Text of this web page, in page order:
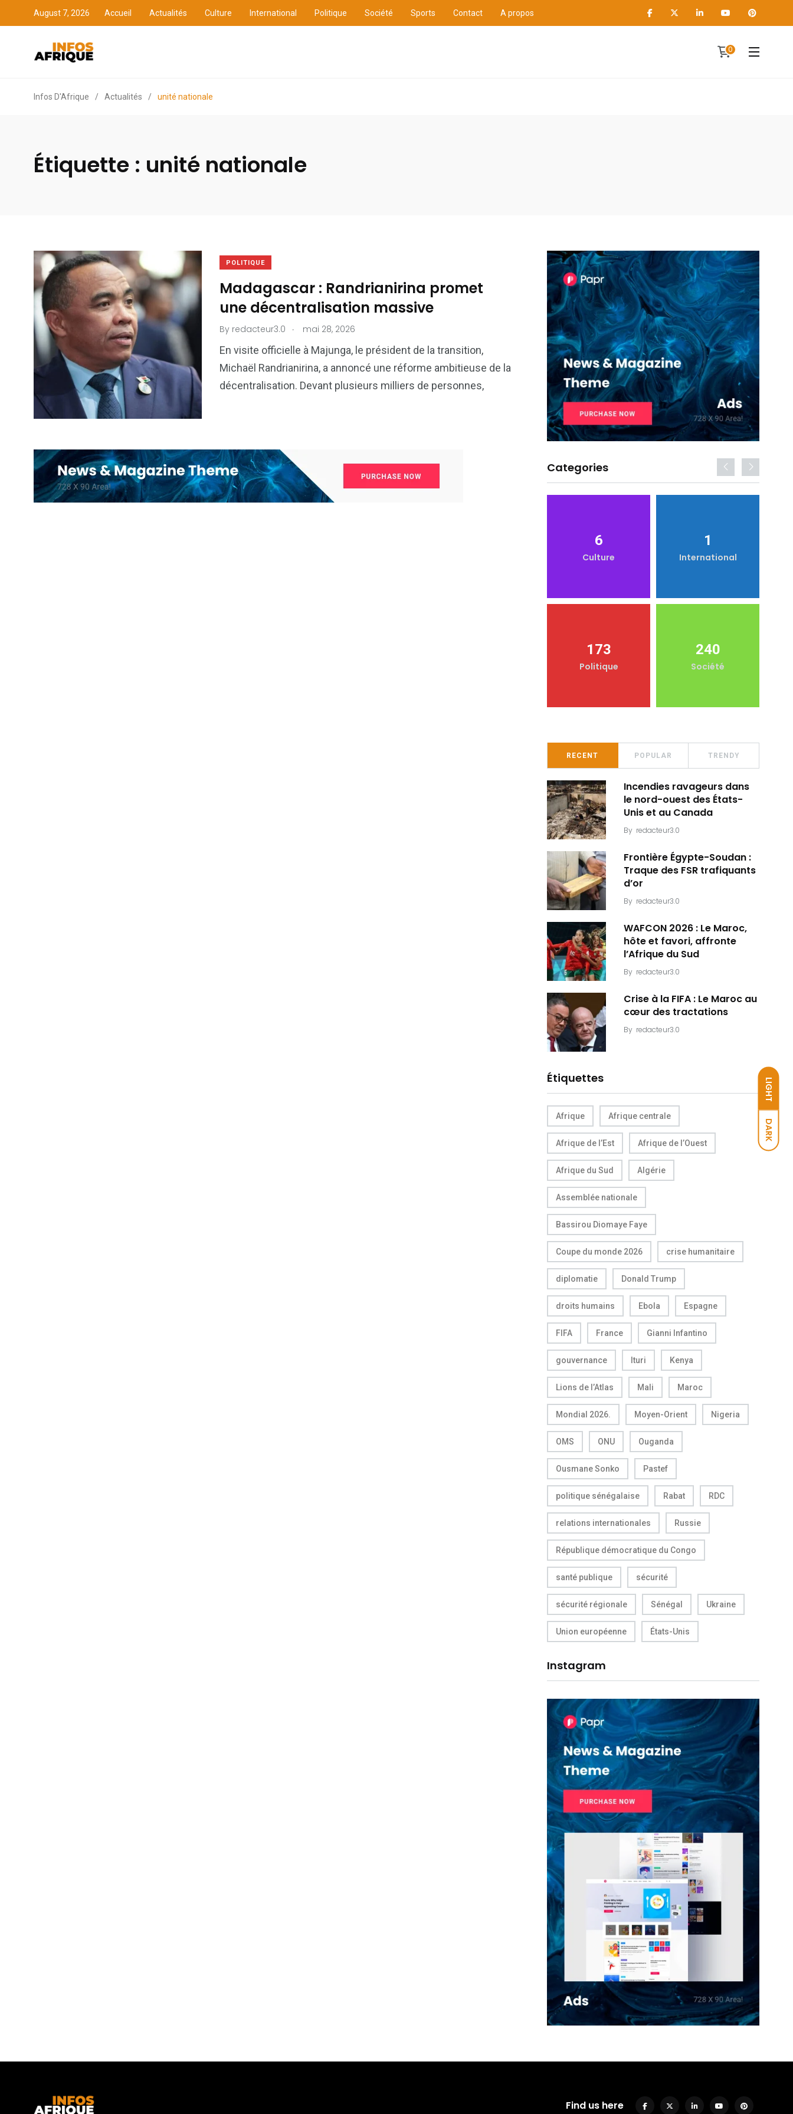
LIGHT
DARK
August 7, 2026 Accueil Actualités Culture International Politique Société Sports Contact A propos
0
Infos D'Afrique / Actualités / unité nationale
Étiquette : unité nationale
POLITIQUE
Madagascar : Randrianirina promet
une décentralisation massive
By redacteur3.0 . mai 28, 2026
En visite officielle à Majunga, le président de la transition,
Michaël Randrianirina, a annoncé une réforme ambitieuse de la
décentralisation. Devant plusieurs milliers de personnes,
Categories
6
Culture
1
International
173
Politique
240
Société
RECENT POPULAR TRENDY
Incendies ravageurs dans
le nord-ouest des États-
Unis et au Canada
By redacteur3.0
Frontière Égypte-Soudan :
Traque des FSR trafiquants
d’or
By redacteur3.0
WAFCON 2026 : Le Maroc,
hôte et favori, affronte
l’Afrique du Sud
By redacteur3.0
Crise à la FIFA : Le Maroc au
cœur des tractations
By redacteur3.0
Étiquettes
Afrique Afrique centrale
Afrique de l’Est Afrique de l’Ouest
Afrique du Sud Algérie
Assemblée nationale
Bassirou Diomaye Faye
Coupe du monde 2026 crise humanitaire
diplomatie Donald Trump
droits humains Ebola Espagne
FIFA France Gianni Infantino
gouvernance Ituri Kenya
Lions de l’Atlas Mali Maroc
Mondial 2026. Moyen-Orient Nigeria
OMS ONU Ouganda
Ousmane Sonko Pastef
politique sénégalaise Rabat RDC
relations internationales Russie
République démocratique du Congo
santé publique sécurité
sécurité régionale Sénégal Ukraine
Union européenne États-Unis
Instagram
Find us here